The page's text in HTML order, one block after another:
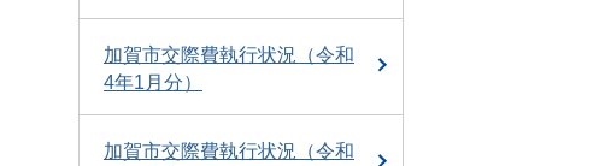
加賀市交際費執行状況（令和
4年1月分）
加賀市交際費執行状況（令和